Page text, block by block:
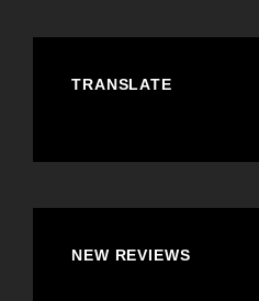
TRANSLATE
NEW REVIEWS